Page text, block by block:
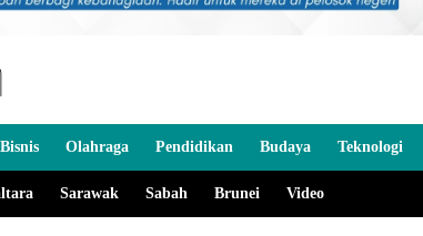
Olahraga Pendidikan Budaya Teknologi
Sarawak Sabah Brunei Video